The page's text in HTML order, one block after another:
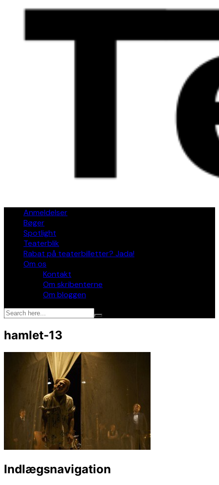
Anmeldelser
Bøger
Spotlight
Teaterblik
Rabat på teaterbilletter? Jada!
Om os
Kontakt
Om skribenterne
Om bloggen
hamlet-13
Indlægsnavigation